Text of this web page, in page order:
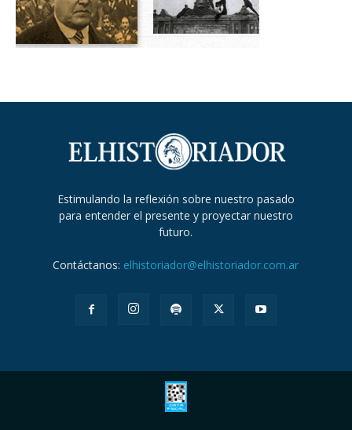
Estimulando la reflexión sobre nuestro pasado
para entender el presente y proyectar nuestro
futuro.
Contáctanos: elhistoriador@elhistoriador.com.ar